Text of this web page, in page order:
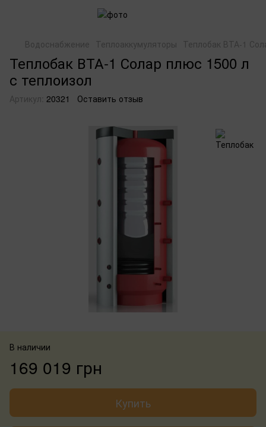
Водоснабжение Теплоаккумуляторы Теплобак ВТА-1
Теплобак ВТА-1 Солар плюс 1500 л
с теплоизол
Артикул: 20321 Оставить отзыв
В наличии
169 019 грн
Купить